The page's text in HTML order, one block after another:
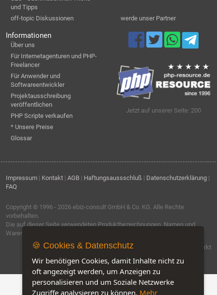
und Tipps
off-topic Diskussionen
werde unser Partner
Informationen
Über uns
Für Internetagenturen und PHP-
Freelancer
Für Anwender und
Softwareentwickler
Projektausschreibung
veröffentlichen
PHP Scripte verkaufen
* Unsere Preise
Glossar
Jetzt auf unserer Seite: 200
Impressum | Kontakt | AGB | Haftungsaussschluß | Datenschutzerklärung |
FAQ
Copyright © 1996 - 2026 ebiz-consult GmbH & Co. KG. Alle Rechte
vorbehalten.
Die auf dieser Seite verwendeten Produktbezeichnungen, Namen und
Warenzeichen sind Eigentum der jeweiligen Firmen.
Software by IQ-Markt
🍪 Cookies & Datenschutz
Wir benötigen Cookies, damit Inhalte nicht zu
oft angezeigt werden, um Anzeigen zu
personalisieren und um Soziale Netzwerke
Zugriffe analysieren zu können. Mehr